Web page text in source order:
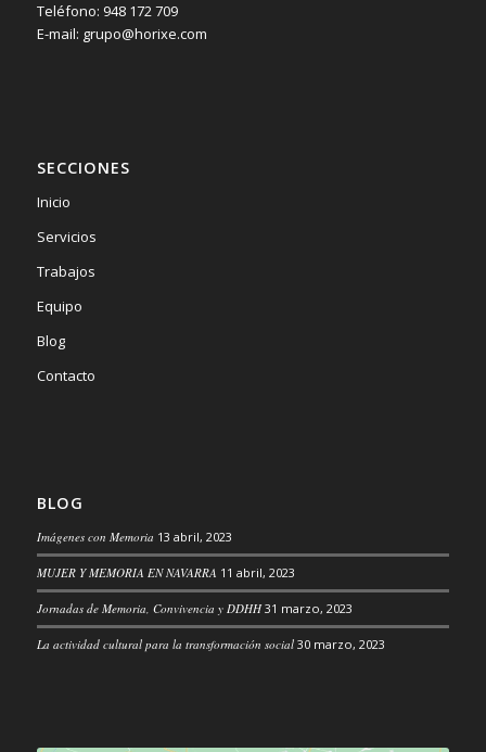
Teléfono: 948 172 709
E-mail: grupo@horixe.com
SECCIONES
Inicio
Servicios
Trabajos
Equipo
Blog
Contacto
BLOG
Imágenes con Memoria 13 abril, 2023
MUJER Y MEMORIA EN NAVARRA 11 abril, 2023
Jornadas de Memoria, Convivencia y DDHH 31 marzo, 2023
La actividad cultural para la transformación social 30 marzo, 2023